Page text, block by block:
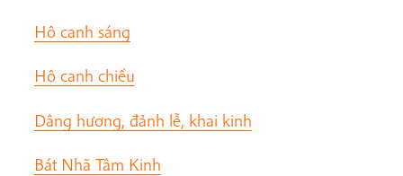
Hô canh sáng
Hô canh chiều
Dâng hương, đảnh lễ, khai kinh
Bát Nhã Tâm Kinh